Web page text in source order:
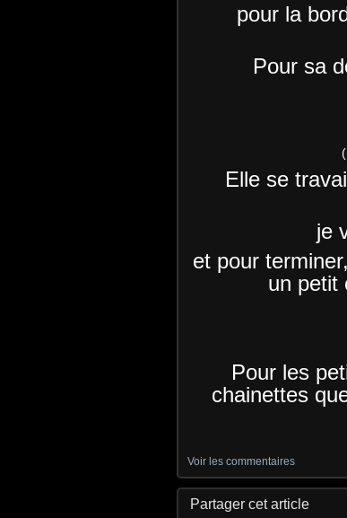
pour la
Pour sa
Elle se
je
​​​​​​​et pour
un petit
Pour les
chainettes
Voir les commentaires
Partager cet article